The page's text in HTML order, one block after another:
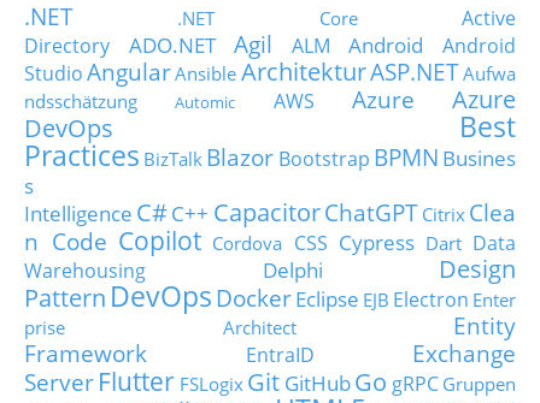
.NET .NET Core
Active
Directory
ADO.NET Agil ALM Android
Android
StudioAngularAnsible ArchitekturASP.NETAufwa
ndsschätzung
Automic AWS Azure
Azure
DevOps
Best
Practices BizTalk Blazor Bootstrap BPMN Busines
s
Intelligence C#C++ CapacitorChatGPT Citrix Clea
n Code Copilot Cordova CSS Cypress Dart Data
Warehousing
Delphi
Design
Pattern DevOps DockerEclipse EJB Electron Enter
prise Architect
Entity
Framework
EntraID
Exchange
Server Flutter FSLogix Git GitHubGo gRPC Gruppen